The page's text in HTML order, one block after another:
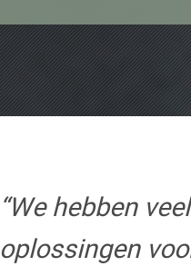
“We hebben veel
oplossingen